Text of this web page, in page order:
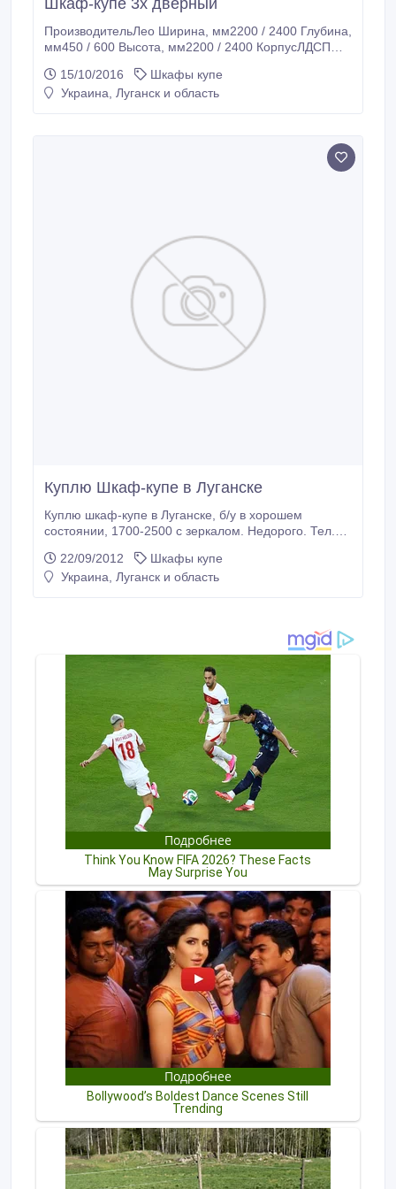
Шкаф-купе 3х дверный
ПроизводительЛео Ширина, мм2200 / 2400 Глубина,
мм450 / 600 Высота, мм2200 / 2400 КорпусЛДСП
Цвет тел:0509716119 Елена.
15/10/2016
Шкафы купе
Украина, Луганск и область
Куплю Шкаф-купе в Луганске
Куплю шкаф-купе в Луганске, б/у в хорошем
состоянии, 1700-2500 с зеркалом. Недорого. Тел.
22/09/2012
Шкафы купе
Украина, Луганск и область